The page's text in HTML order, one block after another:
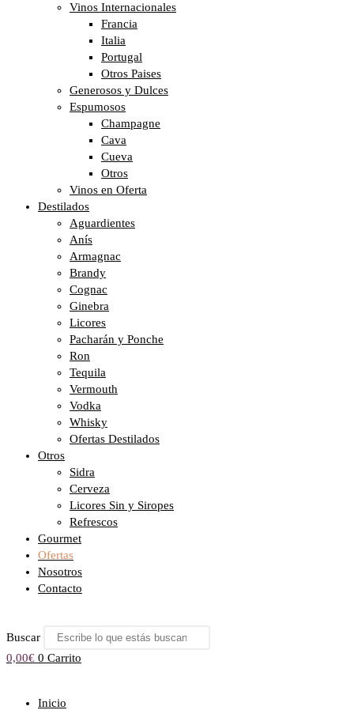
Vinos Internacionales
Francia
Italia
Portugal
Otros Paises
Generosos y Dulces
Espumosos
Champagne
Cava
Cueva
Otros
Vinos en Oferta
Destilados
Aguardientes
Anís
Armagnac
Brandy
Cognac
Ginebra
Licores
Pacharán y Ponche
Ron
Tequila
Vermouth
Vodka
Whisky
Ofertas Destilados
Otros
Sidra
Cerveza
Licores Sin y Siropes
Refrescos
Gourmet
Ofertas
Nosotros
Contacto
Buscar
0,00€ 0 Carrito
Inicio